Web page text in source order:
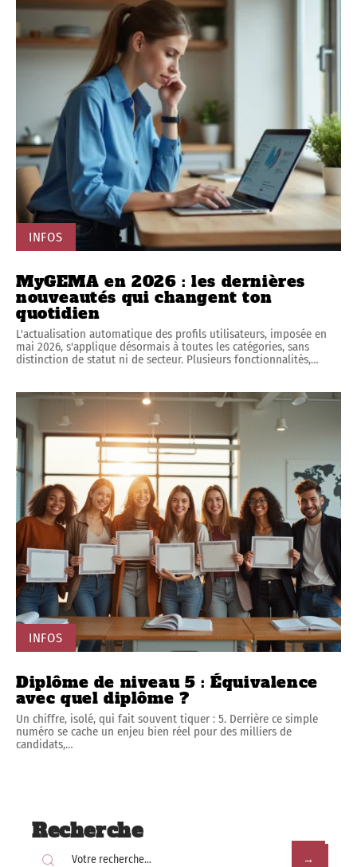
INFOS
MyGEMA en 2026 : les dernières
nouveautés qui changent ton
quotidien
L'actualisation automatique des profils utilisateurs, imposée en
mai 2026, s'applique désormais à toutes les catégories, sans
distinction de statut ni de secteur. Plusieurs fonctionnalités,…
INFOS
Diplôme de niveau 5 : Équivalence
avec quel diplôme ?
Un chiffre, isolé, qui fait souvent tiquer : 5. Derrière ce simple
numéro se cache un enjeu bien réel pour des milliers de
candidats,…
Recherche